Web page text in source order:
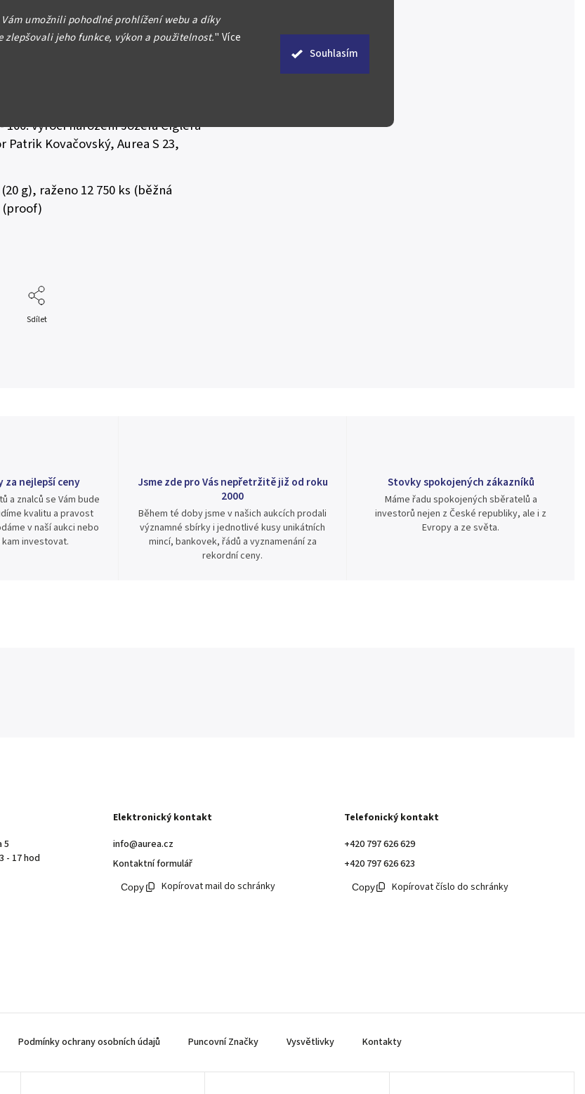
umožnili pohodlné prohlížení webu a díky
zlepšovali jeho funkce, výkon a použitelnost." Více
Souhlasím
Přidat do košíku
100. výročí narození Jozefa Cíglera
Patrik Kovačovský, Aurea S 23,
g), raženo 12 750 ks (běžná
(proof)
Sdílet
za nejlepší ceny
a znalců se Vám bude
kvalitu a pravost
v naší aukci nebo
investovat.
Jsme zde pro Vás nepřetržitě již od roku
2000
Během té doby jsme v našich aukcích prodali
významné sbírky i jednotlivé kusy unikátních
mincí, bankovek, řádů a vyznamenání za
rekordní ceny.
Stovky spokojených zákazníků
Máme řadu spokojených sběratelů a
investorů nejen z České republiky, ale i z
Evropy a ze světa.
5
- 17 hod
Elektronický kontakt
info@aurea.cz
Kontaktní formulář
Kopírovat mail do schránky
Telefonický kontakt
+420 797 626 629
+420 797 626 623
Kopírovat číslo do schránky
Podmínky ochrany osobních údajů Puncovní Značky Vysvětlivky Kontakty